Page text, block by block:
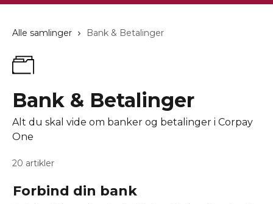
Alle samlinger Bank & Betalinger
Bank & Betalinger
Alt du skal vide om banker og betalinger i Corpay
One
20 artikler
Forbind din bank